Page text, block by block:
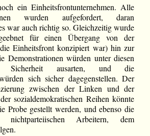
ein Einheitsfrontunternehmen. Alle
wurden aufgefordert, daran
war auch richtig so. Gleichzeitig wurde
für einen Übergang von der
Einheitsfront konzipiert war) hin zur
Demonstrationen würden unter diesen
Sicherheit ausarten, und die
sich sicher dagegenstellen. Der
zwischen der Linken und der
sozialdemokratischen Reihen könnte
Probe gestellt werden, und ebenso die
nichtparteiischen Arbeitern, dem